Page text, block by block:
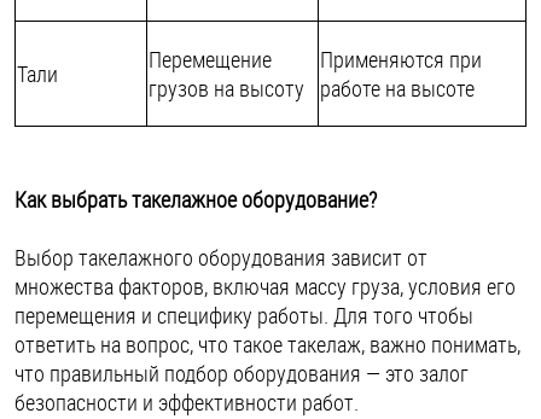
Тали
Перемещение
грузов на высоту
Применяются при
работе на высоте
Как выбрать такелажное оборудование?
Выбор такелажного оборудования зависит от
множества факторов, включая массу груза, условия его
перемещения и специфику работы. Для того чтобы
ответить на вопрос, что такое такелаж, важно понимать,
что правильный подбор оборудования — это залог
безопасности и эффективности работ.